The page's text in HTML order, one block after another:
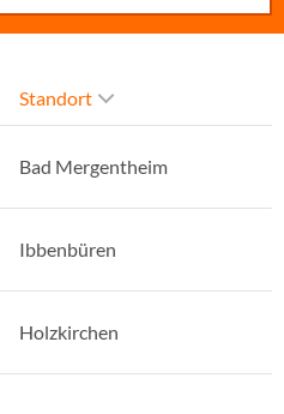
Standort
Bad Mergentheim
Ibbenbüren
Holzkirchen